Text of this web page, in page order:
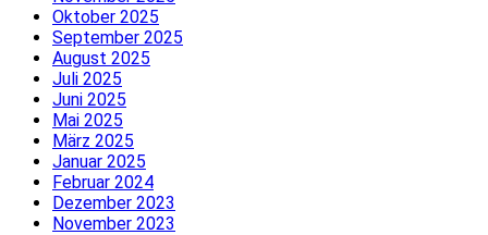
Oktober 2025
September 2025
August 2025
Juli 2025
Juni 2025
Mai 2025
März 2025
Januar 2025
Februar 2024
Dezember 2023
November 2023